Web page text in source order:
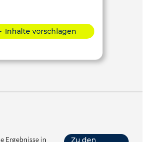
Inhalte vorschlagen
Ergebnisse in
Zu den